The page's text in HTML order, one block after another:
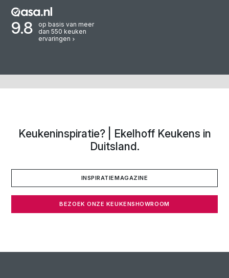
9.8
op basis van meer
dan 550 keuken
ervaringen
Keukeninspiratie? | Ekelhoff Keukens in
Duitsland.
INSPIRATIEMAGAZINE
BEZOEK ONZE KEUKENSHOWROOM